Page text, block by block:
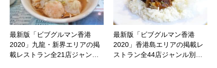
最新版「ビブグルマン香港
2020」九龍・新界エリアの掲
載レストラン全21店ジャン…
最新版「ビブグルマン香港
2020」香港島エリアの掲載レ
ストラン全44店ジャンル別…